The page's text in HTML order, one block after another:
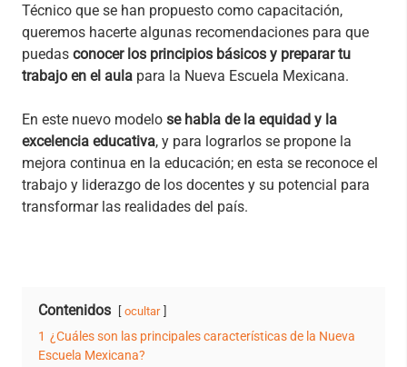
Técnico que se han propuesto como capacitación,
queremos hacerte algunas recomendaciones para que
puedas conocer los principios básicos y preparar tu
trabajo en el aula para la Nueva Escuela Mexicana.
En este nuevo modelo se habla de la equidad y la
excelencia educativa, y para lograrlos se propone la
mejora continua en la educación; en esta se reconoce el
trabajo y liderazgo de los docentes y su potencial para
transformar las realidades del país.
Contenidos ocultar
1 ¿Cuáles son las principales características de la Nueva
Escuela Mexicana?